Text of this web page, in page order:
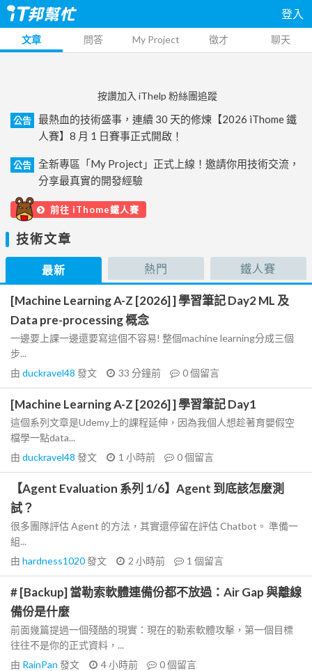
登入
文章 問答 My Project 徵才 聊天
按讚加入 iThelp 粉絲團追蹤
公告
最熱血的技術盛事，連續 30 天的修煉【2026 iThome 鐵
人賽】8 月 1 日賽事正式開啟！
公告
全新專區「My Project」正式上線！邀請你用技術交流，
分享最真實的開發經驗
前往 iThome鐵人賽
技術文章
最新 熱門 鐵人賽
[Machine Learning A-Z [2026] ] 學習筆記 Day2 ML 及
Data pre-processing 概念
一邊要上課一邊還要寫這個不容易! 整個machine learning分成三個
步...
由 duckravel48 發文 33 分鐘前 0個留言
[Machine Learning A-Z [2026] ] 學習筆記 Day1
這個系列文章是Udemy上的課程延伸，因為我個人想趁著育嬰假空
檔學一點data...
由 duckravel48 發文 1 小時前 0個留言
【Agent Evaluation 系列 1/6】Agent 到底該怎麼測
試？
很多團隊評估 Agent 的方法，其實還停留在評估 Chatbot。 準備一
組...
由 hardness1020發文 2 小時前 1 個留言
# [Backup] 當勒索軟體連備份都不放過：Air Gap 與離線
備份是什麼
前面幾篇提過一個殘酷的現實：現在的勒索軟體攻擊，第一個目標
往往不是你的正式資料，...
由 RainPan 發文 4 小時前 0個留言